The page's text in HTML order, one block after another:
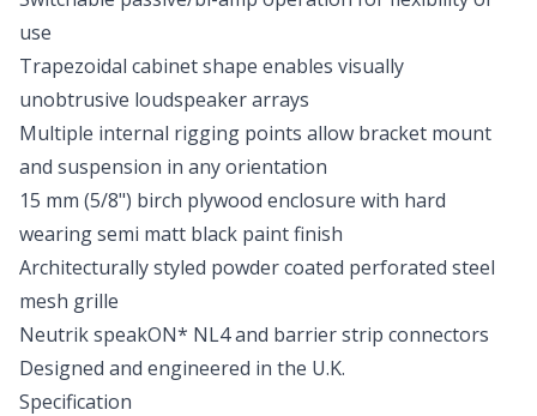
use
Trapezoidal cabinet shape enables visually
unobtrusive loudspeaker arrays
Multiple internal rigging points allow bracket mount
and suspension in any orientation
15 mm (5/8") birch plywood enclosure with hard
wearing semi matt black paint finish
Architecturally styled powder coated perforated steel
mesh grille
Neutrik speakON* NL4 and barrier strip connectors
Designed and engineered in the U.K.
Specification